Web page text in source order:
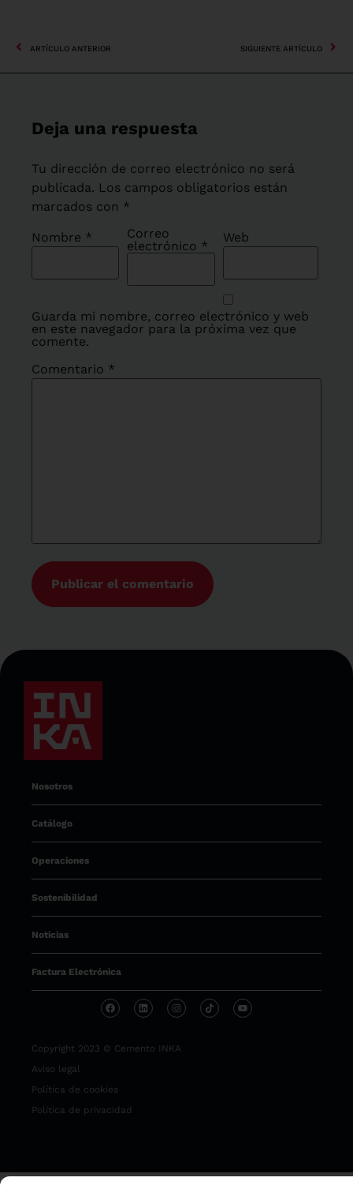
ARTÍCULO ANTERIOR SIGUIENTE ARTÍCULO
Deja una respuesta
Tu dirección de correo electrónico no será
publicada. Los campos obligatorios están
marcados con *
Nombre *
Correo
electrónico *
Web
Guarda mi nombre, correo electrónico y web
en este navegador para la próxima vez que
comente.
Comentario *
Nosotros
Catálogo
Operaciones
Sostenibilidad
Noticias
Factura Electrónica
Copyright 2023 © Cemento INKA
Aviso legal
Política de cookies
Política de privacidad